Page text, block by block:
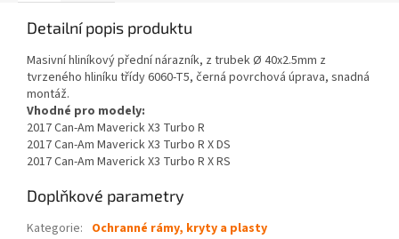
Detailní popis produktu
Masivní hliníkový přední nárazník, z trubek Ø 40x2.5mm z
tvrzeného hliníku třídy 6060-T5, černá povrchová úprava, snadná
montáž.
Vhodné pro modely:
2017 Can-Am Maverick X3 Turbo R
2017 Can-Am Maverick X3 Turbo R X DS
2017 Can-Am Maverick X3 Turbo R X RS
Doplňkové parametry
Kategorie: Ochranné rámy, kryty a plasty